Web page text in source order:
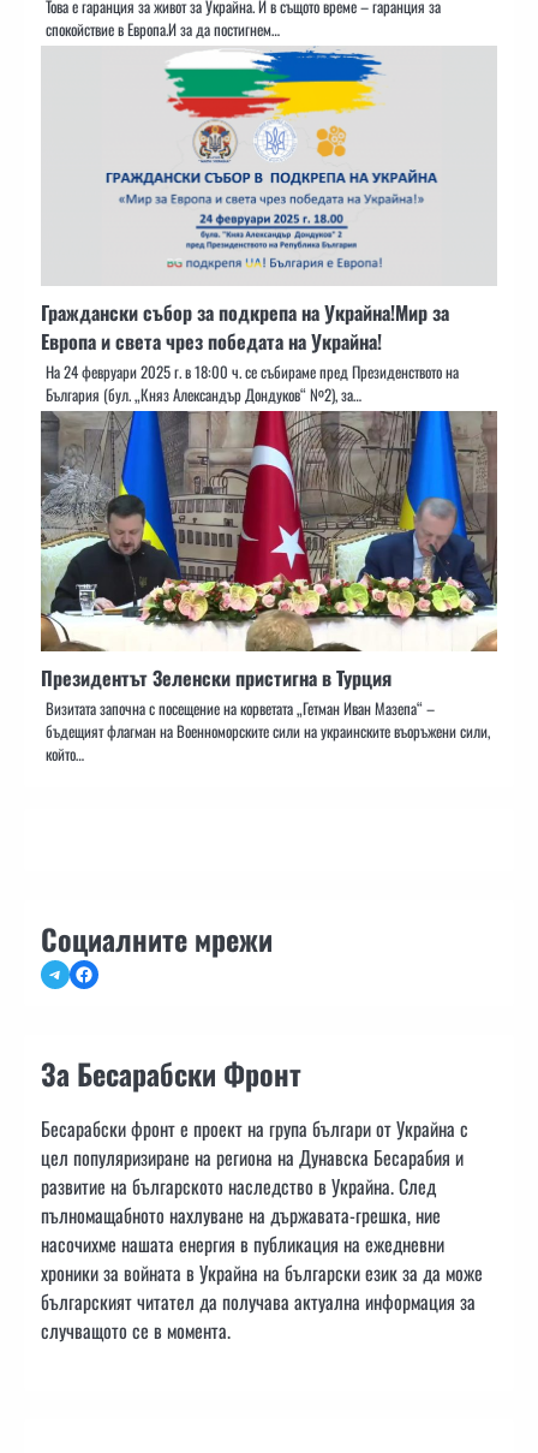
Това е гаранция за живот за Украйна. И в същото време – гаранция за
спокойствие в Европа.И за да постигнем…
Граждански събор за подкрепа на Украйна!Мир за
Европа и света чрез победата на Украйна!
На 24 февруари 2025 г. в 18:00 ч. се събираме пред Президенството на
България (бул. „Княз Александър Дондуков“ №2), за…
Президентът Зеленски пристигна в Турция
Визитата започна с посещение на корветата „Гетман Иван Мазепа“ –
бъдещият флагман на Военноморските сили на украинските въоръжени сили,
който…
Социалните мрежи
TelegramFacebook
За Бесарабски Фронт
Бесарабски фронт е проект на група българи от Украйна с
цел популяризиране на региона на Дунавска Бесарабия и
развитие на българското наследство в Украйна. След
пълномащабното нахлуване на държавата-грешка, ние
насочихме нашата енергия в публикация на ежедневни
хроники за войната в Украйна на български език за да може
българският читател да получава актуална информация за
случващото се в момента.